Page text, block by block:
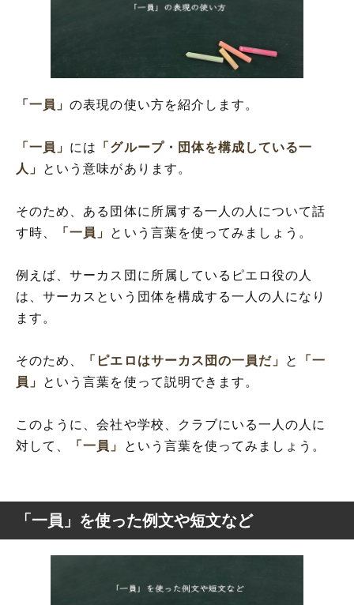
「一員」の表現の使い方を紹介します。
「一員」 には
「グループ・団体を構成している一
人」
という意味があります。
そのため、ある団体に所属する一人の人について話
す時、
「一員」 という言葉を使ってみましょう。
例えば、サーカス団に所属しているピエロ役の人
は、サーカスという団体を構成する一人の人になり
ます。
そのため、 「ピエロはサーカス団の一員だ」 と
「一
員」
という言葉を使って説明できます。
このように、会社や学校、クラブにいる一人の人に
対して、
「一員」 という言葉を使ってみましょう。
「一員」を使った例文や短文など